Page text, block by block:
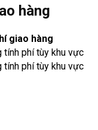
hàng
giao hàng
tính phí tùy khu vực
tính phí tùy khu vực